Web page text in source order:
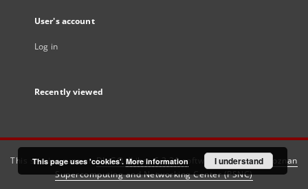
User's account
Log in
Recently viewed
This service runs onDInGO dLibra 6.3.21software created by
Poznan
Supercomputing and Networking Center (PSNC)
This page uses 'cookies'. More information I understand